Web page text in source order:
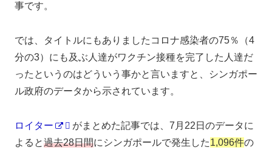
事です。
では、タイトルにもありましたコロナ感染者の75％（4
分の3）にも及ぶ人達がワクチン接種を完了した人達だ
ったというのはどういう事かと言いますと、シンガポー
ル政府のデータから示されています。
ロイター
がまとめた記事では、7月22日のデータに
よると過去28日間にシンガポールで発生した1,096件の